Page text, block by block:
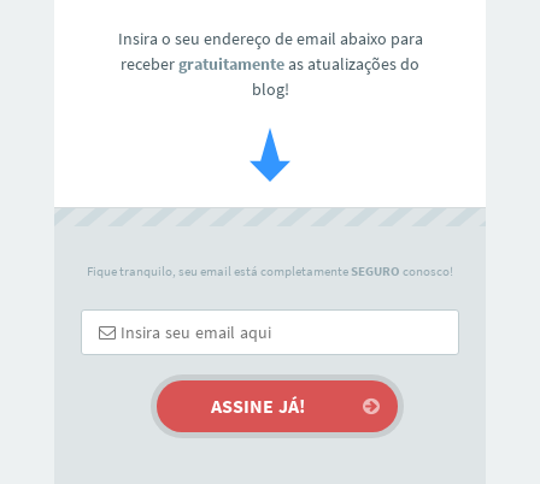
Insira o seu endereço de email abaixo para
recebergratuitamenteas atualizações do
blog!
Fique tranquilo, seu email está completamente SEGURO conosco!